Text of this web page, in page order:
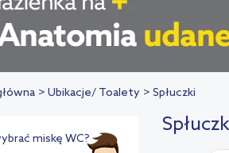
Ubikacje/ Toalety Spłuczki
miskę WC?